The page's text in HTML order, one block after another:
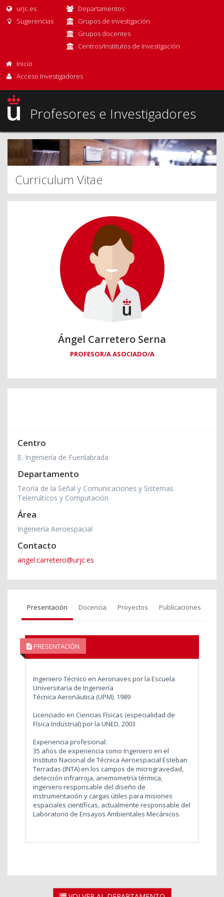
urjc.es
Sugerencias
Departamentos
Grupos de investigación
Grupos docentes
Centros/Institutos de Investigación
Inicio
Acceso Investigadores
Profesores e Investigadores
Curriculum Vitae
Ángel Carretero Serna
PROFESOR/A ASOCIADO/A
Centro
E. Ingeniería de Fuenlabrada
Departamento
Teoría de la Señal y Comunicaciones y Sistemas
Telemáticos y Computación
Área
Ingeniería Aeroespacial
Contacto
angel.carretero@urjc.es
Presentación Docencia Proyectos Publicaciones
PRESENTACIÓN
Ingeniero Técnico en Aeronaves por la Escuela
Universitaria de Ingeniería
Técnica Aeronáutica (UPM). 1989
Licenciado en Ciencias Físicas (especialidad de
Física Industrial) por la UNED. 2003
Experiencia profesional:
35 años de experiencia como Ingeniero en el
Instituto Nacional de Técnica Aeroespacial Esteban
Terradas (INTA) en los campos de microgravedad,
detección infrarroja, anemometría térmica,
ingeniero responsable del diseño de
instrumentación y cargas útiles para misiones
espaciales científicas, actualmente responsable del
Laboratorio de Ensayos Ambientales Mecánicos.